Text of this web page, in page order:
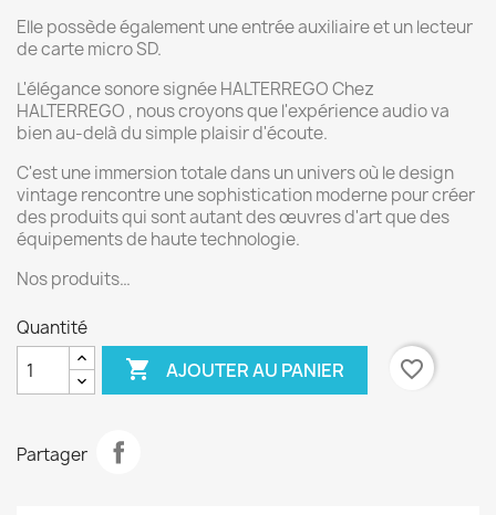
Elle possède également une entrée auxiliaire et un lecteur
de carte micro SD.
L'élégance sonore signée HALTERREGO Chez
HALTERREGO , nous croyons que l'expérience audio va
bien au-delà du simple plaisir d'écoute.
C'est une immersion totale dans un univers où le design
vintage rencontre une sophistication moderne pour créer
des produits qui sont autant des œuvres d'art que des
équipements de haute technologie.
Nos produits…
Quantité
 AJOUTER AU PANIER favorite_border
Partager